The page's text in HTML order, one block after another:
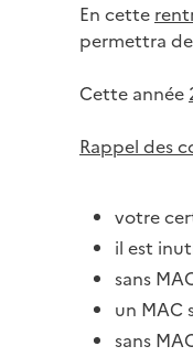
En cette
permettra
Cette année
Rappel des
votre
il est
sans
un MAC
sans